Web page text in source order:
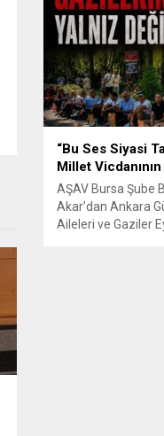
tutturmaya ben de
duruyordu
Senle...
“Bu Ses Siyasi
Millet
AŞAV Bursa Şube
Akar’dan Ankara
Aileleri ve Gaziler